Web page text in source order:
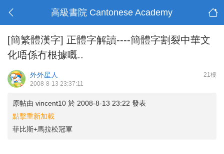
高級書院 Cantonese Academy
[簡繁體漢字] 正體字解讀----簡體字割裂中華文
化唔係冇根據嘅..
21樓
外外星人
2008-8-13 23:37:11
原帖由 vincent10 於 2008-8-13 23:22 發表
點擊重新加載
菲比斯+馬拉松冠軍